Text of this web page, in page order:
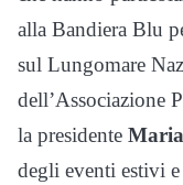
alla Bandiera Blu
sul Lungomare
dell’Associazione
la presidente
degli eventi estivi